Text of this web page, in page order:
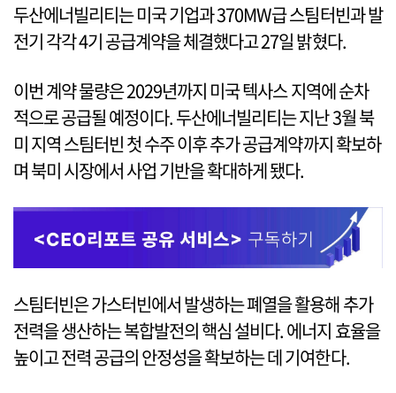
두산에너빌리티는 미국 기업과 370MW급 스팀터빈과 발
전기 각각 4기 공급계약을 체결했다고 27일 밝혔다.
이번 계약 물량은 2029년까지 미국 텍사스 지역에 순차
적으로 공급될 예정이다. 두산에너빌리티는 지난 3월 북
미 지역 스팀터빈 첫 수주 이후 추가 공급계약까지 확보하
며 북미 시장에서 사업 기반을 확대하게 됐다.
스팀터빈은 가스터빈에서 발생하는 폐열을 활용해 추가
전력을 생산하는 복합발전의 핵심 설비다. 에너지 효율을
높이고 전력 공급의 안정성을 확보하는 데 기여한다.